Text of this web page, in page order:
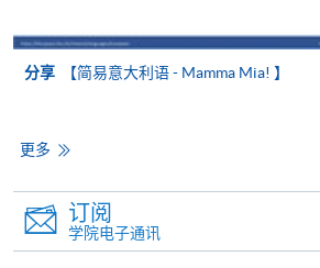
分享 【简易意大利语 - Mamma Mia! 】
更多
订阅
学院电子通讯